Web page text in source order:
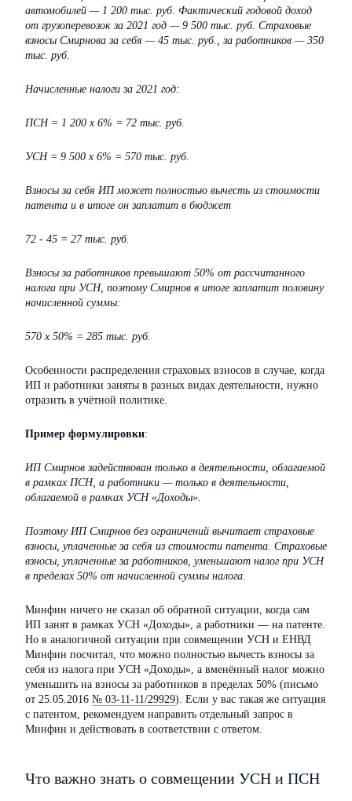
автомобилей — 1 200 тыс. руб. Фактический годовой доход
от грузоперевозок за 2021 год — 9 500 тыс. руб. Страховые
взносы Смирнова за себя — 45 тыс. руб., за работников — 350
тыс. руб.
Начисленные налоги за 2021 год:
ПСН = 1 200 х 6% = 72 тыс. руб.
УСН = 9 500 х 6% = 570 тыс. руб.
Взносы за себя ИП может полностью вычесть из стоимости
патента и в итоге он заплатит в бюджет
72 - 45 = 27 тыс. руб.
Взносы за работников превышают 50% от рассчитанного
налога при УСН, поэтому Смирнов в итоге заплатит половину
начисленной суммы:
570 х 50% = 285 тыс. руб.
Особенности распределения страховых взносов в случае, когда
ИП и работники заняты в разных видах деятельности, нужно
отразить в учётной политике.
Пример формулировки:
ИП Смирнов задействован только в деятельности, облагаемой
в рамках ПСН, а работники — только в деятельности,
облагаемой в рамках УСН «Доходы».
Поэтому ИП Смирнов без ограничений вычитает страховые
взносы, уплаченные за себя из стоимости патента. Страховые
взносы, уплаченные за работников, уменьшают налог при УСН
в пределах 50% от начисленной суммы налога.
Минфин ничего не сказал об обратной ситуации, когда сам
ИП занят в рамках УСН «Доходы», а работники — на патенте.
Но в аналогичной ситуации при совмещении УСН и ЕНВД
Минфин посчитал, что можно полностью вычесть взносы за
себя из налога при УСН «Доходы», а вменённый налог можно
уменьшить на взносы за работников в пределах 50% (письмо
от 25.05.2016 № 03-11-11/29929). Если у вас такая же ситуация
с патентом, рекомендуем направить отдельный запрос в
Минфин и действовать в соответствии с ответом.
Что важно знать о совмещении УСН и ПСН